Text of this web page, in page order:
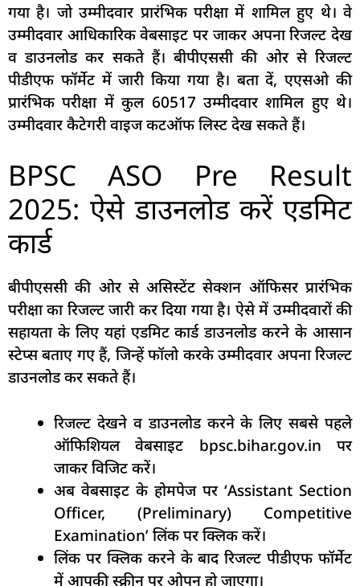
गया है। जो उम्मीदवार प्रारंभिक परीक्षा में शामिल हुए थे। वे
उम्मीदवार आधिकारिक वेबसाइट पर जाकर अपना रिजल्ट देख
व डाउनलोड कर सकते हैं। बीपीएससी की ओर से रिजल्ट
पीडीएफ फॉर्मेट में जारी किया गया है। बता दें, एएसओ की
प्रारंभिक परीक्षा में कुल 60517 उम्मीदवार शामिल हुए थे।
उम्मीदवार कैटेगरी वाइज कटऑफ लिस्ट देख सकते हैं।
BPSC ASO Pre Result
2025: ऐसे डाउनलोड करें एडमिट
कार्ड
बीपीएससी की ओर से असिस्टेंट सेक्शन ऑफिसर प्रारंभिक
परीक्षा का रिजल्ट जारी कर दिया गया है। ऐसे में उम्मीदवारों की
सहायता के लिए यहां एडमिट कार्ड डाउनलोड करने के आसान
स्टेप्स बताए गए हैं, जिन्हें फॉलो करके उम्मीदवार अपना रिजल्ट
डाउनलोड कर सकते हैं।
रिजल्ट देखने व डाउनलोड करने के लिए सबसे पहले
ऑफिशियल वेबसाइट bpsc.bihar.gov.in पर
जाकर विजिट करें।
अब वेबसाइट के होमपेज पर ‘Assistant Section
Officer, (Preliminary) Competitive
Examination’ लिंक पर क्लिक करें।
लिंक पर क्लिक करने के बाद रिजल्ट पीडीएफ फॉर्मेट
में आपकी स्क्रीन पर ओपन हो जाएगा।